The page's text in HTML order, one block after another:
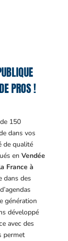
PROS !
150
dans vos
de qualité
en Vendée
France à
dans des
génération
développé
avec des
permet